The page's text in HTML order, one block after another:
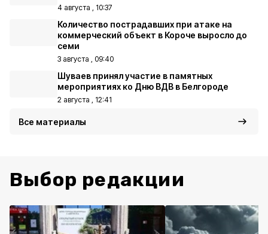
4 августа , 10:37
Количество пострадавших при атаке на
коммерческий объект в Короче выросло до
семи
3 августа , 09:40
Шуваев принял участие в памятных
мероприятиях ко Дню ВДВ в Белгороде
2 августа , 12:41
Все материалы
Выбор редакции